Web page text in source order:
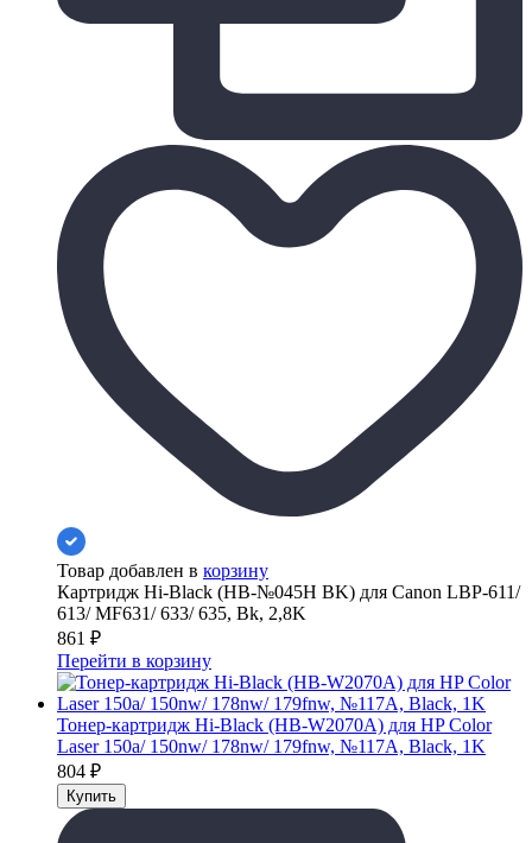
Товар добавлен в корзину
Картридж Hi-Black (HB-№045H BK) для Canon LBP-611/
613/ MF631/ 633/ 635, Bk, 2,8K
861 ₽
Перейти в корзину
Тонер-картридж Hi-Black (HB-W2070A) для HP Color
Laser 150a/ 150nw/ 178nw/ 179fnw, №117A, Black, 1K
804 ₽